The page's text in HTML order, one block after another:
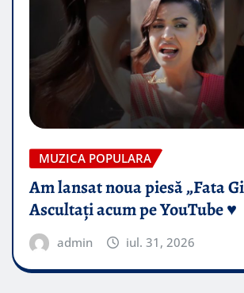
MUZICA POPULARA
Am lansat noua piesă „Fata
Ascultați acum pe YouTube ♥️
admin iul. 31, 2026